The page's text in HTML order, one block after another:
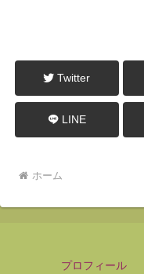
Twitter
LINE
ホーム
プロフィール